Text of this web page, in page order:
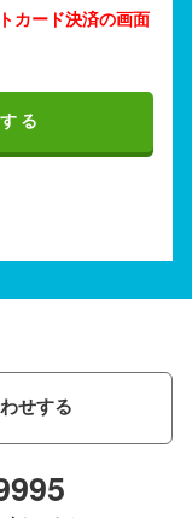
カード決済の画面
る
せする